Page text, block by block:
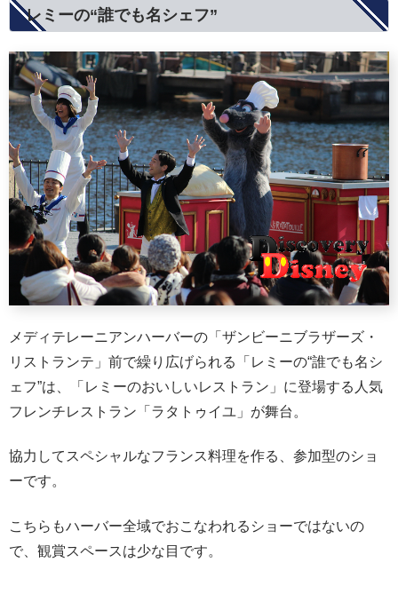
レミーの“誰でも名シェフ”
メディテレーニアンハーバーの「ザンビーニブラザーズ・
リストランテ」前で繰り広げられる「レミーの“誰でも名シ
ェフ”は、「レミーのおいしいレストラン」に登場する人気
フレンチレストラン「ラタトゥイユ」が舞台。
協力してスペシャルなフランス料理を作る、参加型のショ
ーです。
こちらもハーバー全域でおこなわれるショーではないの
で、観賞スペースは少な目です。